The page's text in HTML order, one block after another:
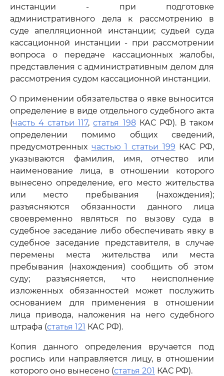
инстанции - при подготовке
административного дела к рассмотрению в
суде апелляционной инстанции; судьей суда
кассационной инстанции - при рассмотрении
вопроса о передаче кассационных жалобы,
представления с административным делом для
рассмотрения судом кассационной инстанции.
О применении обязательства о явке выносится
определение в виде отдельного судебного акта
(часть 4 статьи 117,статья 198КАС РФ). В таком
определении помимо общих сведений,
предусмотренных частью 1 статьи 199 КАС РФ,
указываются фамилия, имя, отчество или
наименование лица, в отношении которого
вынесено определение, его место жительства
или место пребывания (нахождения);
разъясняются обязанности данного лица
своевременно являться по вызову суда в
судебное заседание либо обеспечивать явку в
судебное заседание представителя, в случае
перемены места жительства или места
пребывания (нахождения) сообщить об этом
суду; разъясняется, что неисполнение
изложенных обязанностей может послужить
основанием для применения в отношении
лица привода, наложения на него судебного
штрафа (статья 121 КАС РФ).
Копия данного определения вручается под
роспись или направляется лицу, в отношении
которого оно вынесено (статья 201 КАС РФ).